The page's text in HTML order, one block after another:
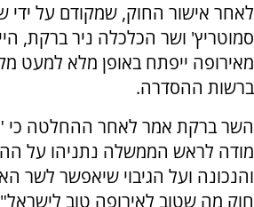
לאחר אישור החוק, שמקודם על ידי
סמוטריץ' ושר הכלכלה ניר ברקת,
מאירופה ייפתח באופן מלא למעט
ברשות ההסדרה.
השר ברקת אמר לאחר ההחלטה כי
מודה לראש הממשלה נתניהו על
והנכונה ועל הגיבוי שיאפשר לשר
חוק מה שטוב לאירופה טוב